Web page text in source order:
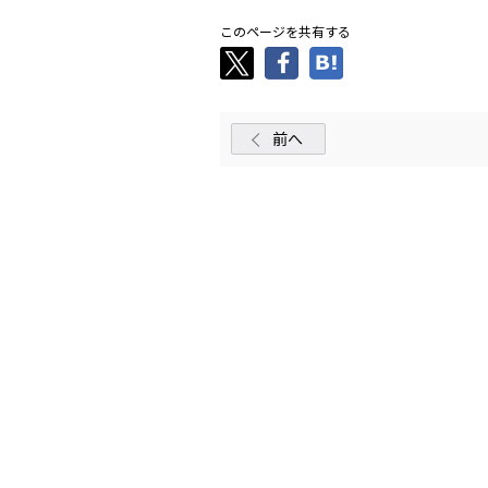
このページを共有する
前へ